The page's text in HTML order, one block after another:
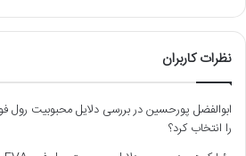
نظرات کاربران
ابوالفضل پورحسیندر
را انتخاب کرد؟